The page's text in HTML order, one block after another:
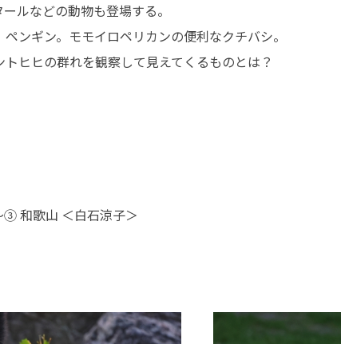
ルなどの動物も登場する。
ンギン。モモイロペリカンの便利なクチバシ。
ヒヒの群れを観察して見えてくるものとは？
和歌山 ＜白石涼子＞